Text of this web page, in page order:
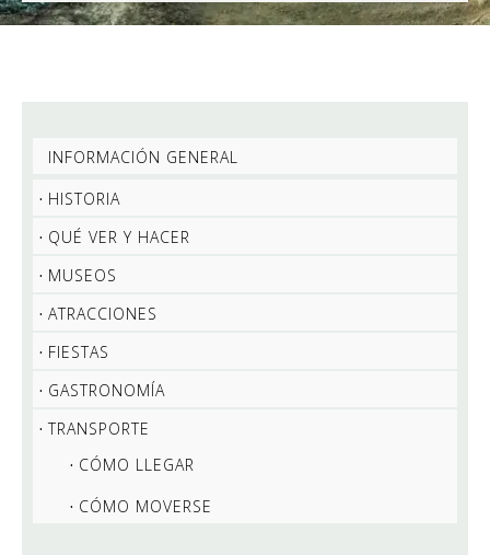
INFORMACIÓN GENERAL
HISTORIA
QUÉ VER Y HACER
MUSEOS
ATRACCIONES
FIESTAS
GASTRONOMÍA
TRANSPORTE
CÓMO LLEGAR
CÓMO MOVERSE